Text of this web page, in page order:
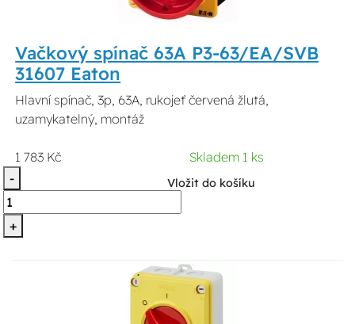
Vačkový spínač 63A P3-63/EA/SVB
31607 Eaton
Hlavní spínač, 3p, 63A, rukojeť červená žlutá,
uzamykatelný, montáž
1 783 Kč
Skladem 1 ks
-
+
Vložit do košíku